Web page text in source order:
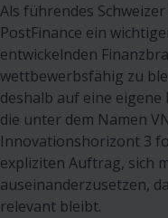
Als führendes
PostFinance ein
entwickelnden
wettbewerbsfähig zu
deshalb auf eine
die unter dem Namen
Innovationshorizont 3
expliziten Auftrag, sich
auseinanderzusetzen,
relevant bleibt.